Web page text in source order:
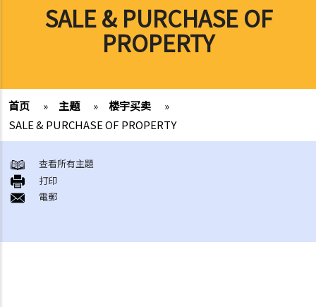
SALE & PURCHASE OF
PROPERTY
首页 » 主题 » 楼宇买卖
»
SALE & PURCHASE OF PROPERTY
查看所有主題
打印
電郵